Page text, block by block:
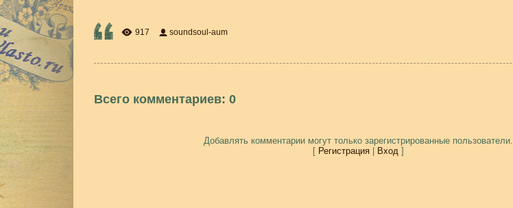
917 soundsoul-aum
Всего комментариев: 0
Добавлять комментарии могут только зарегистрированные пользователи.
[ Регистрация| Вход]